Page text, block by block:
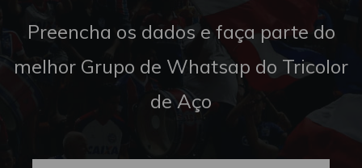
Preencha os dados e faça parte do
melhor Grupo de Whatsap do Tricolor
de Aço